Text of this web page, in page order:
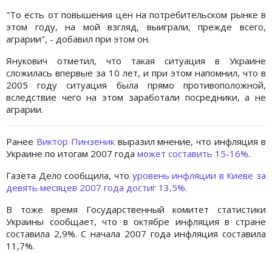
"То есть от повышения цен на потребительском рынке в
этом году, на мой взгляд, выиграли, прежде всего,
аграрии", - добавил при этом он.
Янукович отметил, что такая ситуация в Украине
сложилась впервые за 10 лет, и при этом напомнил, что в
2005 году ситуация была прямо противоположной,
вследствие чего на этом заработали посредники, а не
аграрии.
Ранее Виктор Пинзениквыразил мнение, что инфляция в
Украине по итогам 2007 года может составить 15-16%.
Газета Дело сообщила, что уровень инфляции в Киеве за
девять месяцев 2007 года достиг 13,5%.
В тоже время Государственный комитет статистики
Украины сообщает, что в октябре инфляция в стране
составила 2,9%. С начала 2007 года инфляция составила
11,7%.